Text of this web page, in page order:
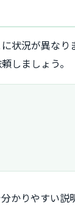
状況が異なり
しましょう。
かりやすい説